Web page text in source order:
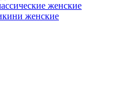
женские
женские